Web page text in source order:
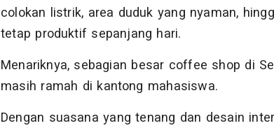
colokan listrik, area duduk yang nyaman,
tetap produktif sepanjang hari.
Menariknya, sebagian besar coffee shop di
masih ramah di kantong mahasiswa.
Dengan suasana yang tenang dan desain